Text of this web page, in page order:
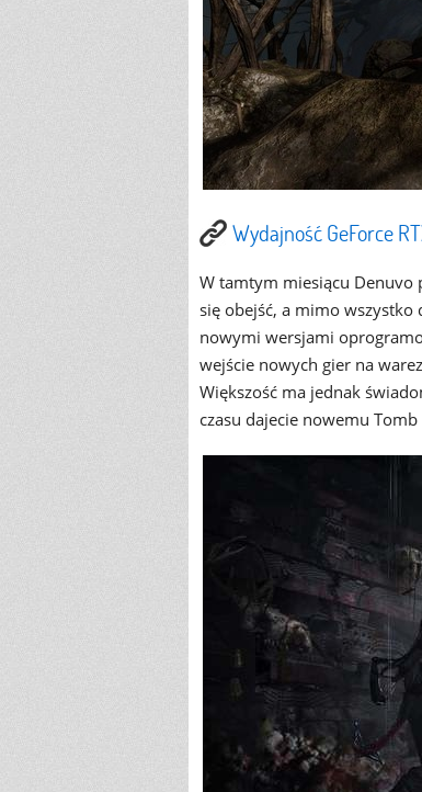
Wydajność GeForce
W tamtym miesiącu Denuvo
się obejść, a mimo wszystko
nowymi wersjami
wejście nowych gier na
Większość ma jednak
czasu dajecie nowemu Tomb